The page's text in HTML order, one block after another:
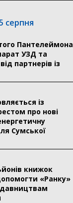
серпня
Пантелеймона
УЗД та
партнерів із
із
про нові
Сумської
книжок
«Ранку»